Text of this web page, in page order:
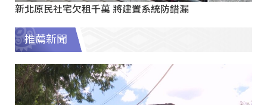
新北原民社宅欠租千萬 將建置系統防錯漏
推薦新聞